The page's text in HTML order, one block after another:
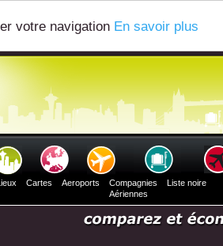
votre navigation En savoir plus
Cartes Aeroports
Compagnies
Aériennes
Liste noire